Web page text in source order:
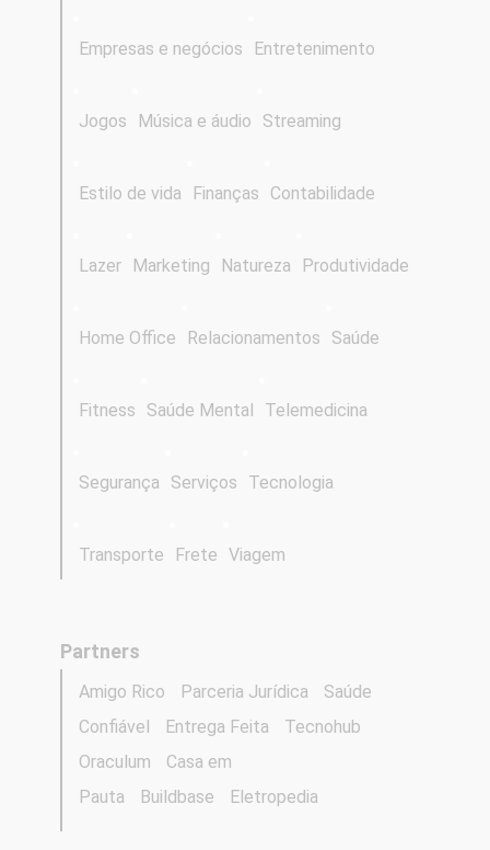
Empresas e negócios Entretenimento
Jogos Música e áudio Streaming
Estilo de vida Finanças Contabilidade
Lazer Marketing Natureza Produtividade
Home Office Relacionamentos Saúde
Fitness Saúde Mental Telemedicina
Segurança Serviços Tecnologia
Transporte Frete Viagem
Partners
Amigo Rico Parceria Jurídica
Saúde
Confiável
Entrega Feita
Tecnohub
Oraculum
Casa em
Pauta
Buildbase Eletropedia